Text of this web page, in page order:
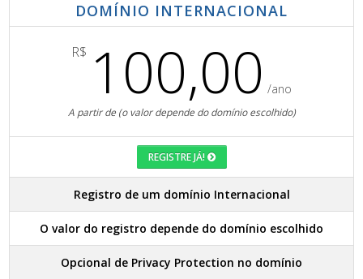
DOMÍNIO INTERNACIONAL
R$ 100,00 /ano
A partir de (o valor depende do domínio escolhido)
REGISTRE JÁ!
Registro de um domínio Internacional
O valor do registro depende do domínio escolhido
Opcional de Privacy Protection no domínio